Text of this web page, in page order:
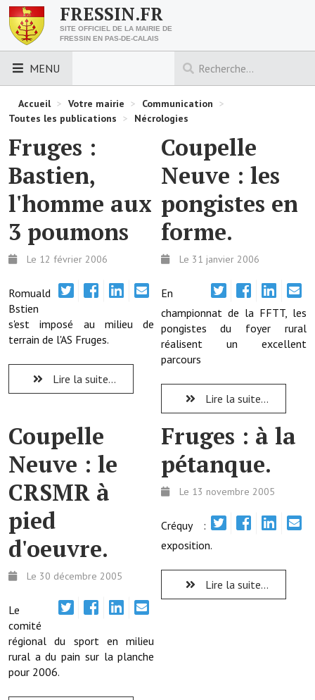
FRESSIN.FR
SITE OFFICIEL DE LA MAIRIE DE
FRESSIN EN PAS-DE-CALAIS
MENU
LES ESSENTIELS
Venir à Fressin
ACCÈS RAPIDE
Démarches administratives
Projets et travaux en cours
Numéros d'urgence
Terrains et maisons à vendre
VOTRE MAIRIE
Elus et agents
L'équipe municipale
Le personnel municipal
Les moyens financiers
Note de synthèse financière
Rapport d'orientation budgétaire
Actions et projets
Accueil > Votre mairie > Communication >
Toutes les publications > Nécrologies
Fruges :
Bastien,
l'homme aux
3 poumons
Le 12 février 2006
Romuald
Bstien
s'est imposé au milieu de
terrain de l'AS Fruges.
Lire la suite...
Coupelle
Neuve : les
pongistes en
forme.
Le 31 janvier 2006
En
championnat de la FFTT, les
pongistes du foyer rural
réalisent un excellent
parcours
Lire la suite...
Coupelle
Neuve : le
CRSMR à
pied
d'oeuvre.
Le 30 décembre 2005
Le
comité
régional du sport en milieu
rural a du pain sur la planche
pour 2006.
Fruges : à la
pétanque.
Le 13 novembre 2005
Créquy :
exposition.
Lire la suite...